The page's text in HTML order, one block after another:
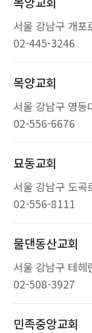
서울 강남구 개
02-445-3246
목양교회
서울 강남구 영동
02-556-6676
묘동교회
서울 강남구 도
02-556-8111
물댄동산교회
서울 강남구 테
02-508-3927
민족중앙교회